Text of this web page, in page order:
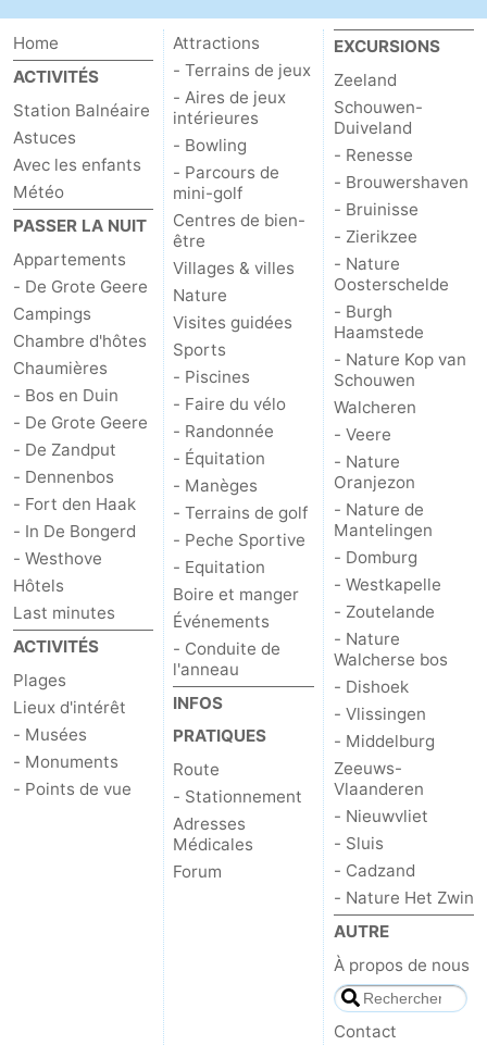
Home
ACTIVITÉS
Station Balnéaire
Astuces
Avec les enfants
Météo
PASSER LA NUIT
Appartements
- De Grote Geere
Campings
Chambre d'hôtes
Chaumières
- Bos en Duin
- De Grote Geere
- De Zandput
- Dennenbos
- Fort den Haak
- In De Bongerd
- Westhove
Hôtels
Last minutes
ACTIVITÉS
Plages
Lieux d'intérêt
- Musées
- Monuments
- Points de vue
Attractions
- Terrains de jeux
- Aires de jeux
intérieures
- Bowling
- Parcours de
mini-golf
Centres de bien-
être
Villages & villes
Nature
Visites guidées
Sports
- Piscines
- Faire du vélo
- Randonnée
- Équitation
- Manèges
- Terrains de golf
- Peche Sportive
- Equitation
Boire et manger
Événements
- Conduite de
l'anneau
INFOS
PRATIQUES
Route
- Stationnement
Adresses
Médicales
Forum
EXCURSIONS
Zeeland
Schouwen-
Duiveland
- Renesse
- Brouwershaven
- Bruinisse
- Zierikzee
- Nature
Oosterschelde
- Burgh
Haamstede
- Nature Kop van
Schouwen
Walcheren
- Veere
- Nature
Oranjezon
- Nature de
Mantelingen
- Domburg
- Westkapelle
- Zoutelande
- Nature
Walcherse bos
- Dishoek
- Vlissingen
- Middelburg
Zeeuws-
Vlaanderen
- Nieuwvliet
- Sluis
- Cadzand
- Nature Het Zwin
AUTRE
À propos de nous
Contact